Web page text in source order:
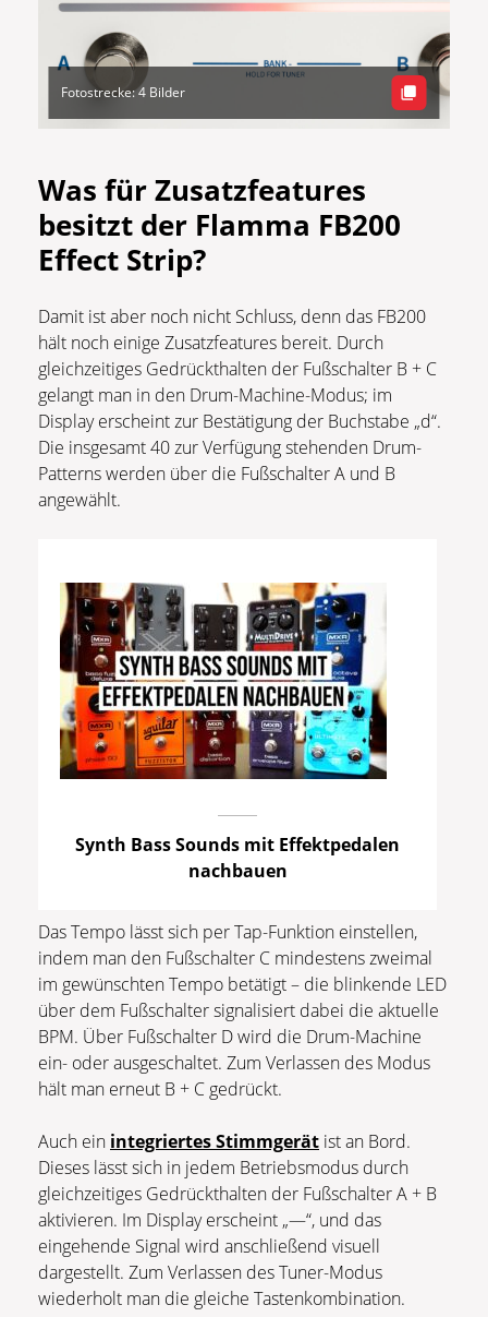
Fotostrecke: 4 Bilder
Was für Zusatzfeatures
besitzt der Flamma FB200
Effect Strip?
Damit ist aber noch nicht Schluss, denn das FB200
hält noch einige Zusatzfeatures bereit. Durch
gleichzeitiges Gedrückthalten der Fußschalter B + C
gelangt man in den Drum-Machine-Modus; im
Display erscheint zur Bestätigung der Buchstabe „d“.
Die insgesamt 40 zur Verfügung stehenden Drum-
Patterns werden über die Fußschalter A und B
angewählt.
Synth Bass Sounds mit Effektpedalen
nachbauen
Das Tempo lässt sich per Tap-Funktion einstellen,
indem man den Fußschalter C mindestens zweimal
im gewünschten Tempo betätigt – die blinkende LED
über dem Fußschalter signalisiert dabei die aktuelle
BPM. Über Fußschalter D wird die Drum-Machine
ein- oder ausgeschaltet. Zum Verlassen des Modus
hält man erneut B + C gedrückt.
Auch ein integriertes Stimmgerät ist an Bord.
Dieses lässt sich in jedem Betriebsmodus durch
gleichzeitiges Gedrückthalten der Fußschalter A + B
aktivieren. Im Display erscheint „—“, und das
eingehende Signal wird anschließend visuell
dargestellt. Zum Verlassen des Tuner-Modus
wiederholt man die gleiche Tastenkombination.